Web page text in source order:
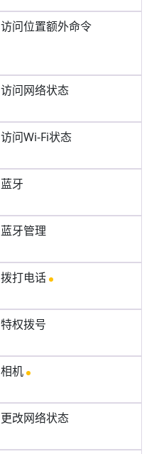
访问位置额外命令
访问网络状态
访问Wi-Fi状态
蓝牙
蓝牙管理
拨打电话
特权拨号
相机
更改网络状态